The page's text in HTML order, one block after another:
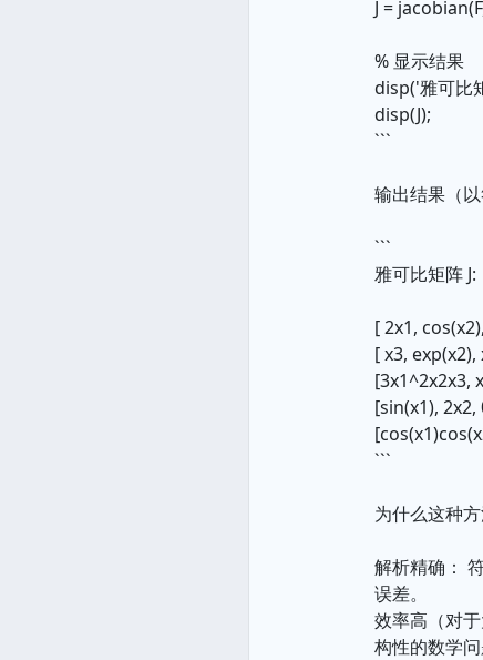
J =
% 显示结果
disp('雅可比
disp(J);
```
输出结果（
```
雅可比矩阵 J:
[ 2x1,
[ x3, exp(x2),
[3x1^2x2x3,
[sin(x1), 2x2,
```
为什么这种
解析精确：
误差。
效率高（对
构性的数学